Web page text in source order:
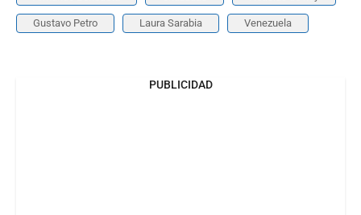
Gustavo Petro Laura Sarabia Venezuela
PUBLICIDAD